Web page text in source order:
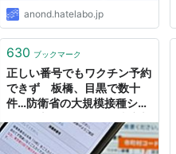
anond.hatelabo.jp
630 ブックマーク
正しい番号でもワクチン予約
できず 板橋、目黒で数十
件…防衛省の大規模接種シス
聞デジタル